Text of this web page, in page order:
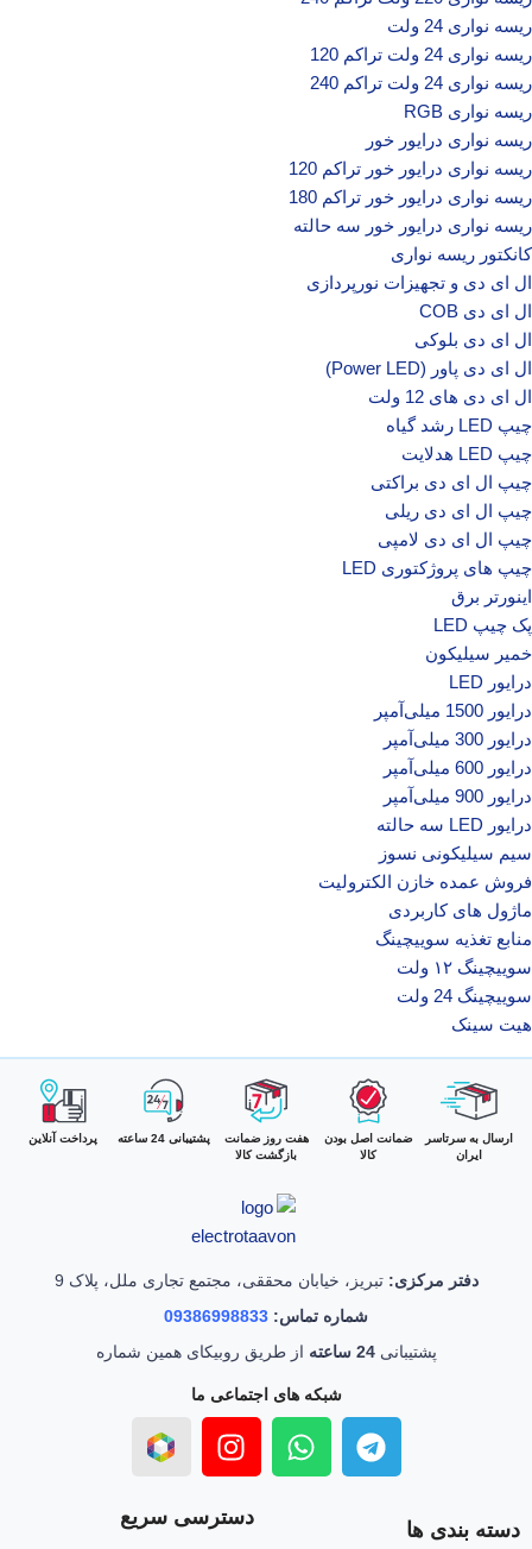
ریسه نواری 24 ولت
ریسه نواری 24 ولت تراکم 120
ریسه نواری 24 ولت تراکم 240
ریسه نواری RGB
ریسه نواری درایور خور
ریسه نواری درایور خور تراکم 120
ریسه نواری درایور خور تراکم 180
ریسه نواری درایور خور سه حالته
کانکتور ریسه نواری
ال‌ ای‌ دی و تجهیزات نورپردازی
ال ای دی COB
ال ای دی بلوکی
ال ای دی پاور (Power LED)
ال ای دی‌ های 12 ولت
چیپ‌ LED رشد گیاه
چیپ‌ LED هدلایت
چیپ ال ای دی براکتی
چیپ ال ای دی ریلی
چیپ ال ای دی لامپی
چیپ‌ های پروژکتوری LED
اینورتر برق
پک چیپ LED
خمیر سیلیکون
درایور LED
درایور 1500 میلی‌آمپر
درایور 300 میلی‌آمپر
درایور 600 میلی‌آمپر
درایور 900 میلی‌آمپر
درایور LED سه حالته
سیم سیلیکونی نسوز
فروش عمده خازن الکترولیت
ماژول های کاربردی
منابع تغذیه سوییچینگ
سوییچینگ ۱۲ ولت
سوییچینگ 24 ولت
هیت سینک
ارسال به سرتاسر
ایران
ضمانت اصل بودن
کالا
هفت روز ضمانت
بازگشت کالا
پشتیبانی 24 ساعته پرداخت آنلاین
دفتر مرکزی: تبریز، خیابان محققی، مجتمع تجاری ملل، پلاک 9
شماره تماس: 09386998833
پشتیبانی24 ساعته از طریق روبیکای همین شماره
شبکه های اجتماعی ما
دسته بندی ها
دسترسی سریع